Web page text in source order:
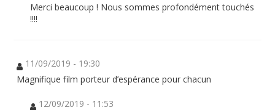
Merci beaucoup ! Nous sommes profondément touchés
!!!!
11/09/2019 - 19:30
Magnifique film porteur d’espérance pour chacun
12/09/2019 - 11:53